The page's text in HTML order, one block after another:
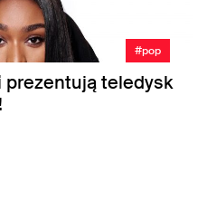
#pop
prezentują teledysk